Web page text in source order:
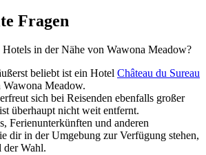
Fragen
Hotels in der Nähe von Wawona Meadow?
beliebt ist ein Hotel Château du Sureau
Meadow.
erfreut sich bei Reisenden ebenfalls großer
überhaupt nicht weit entfernt.
Ferienunterkünften und anderen
dir in der Umgebung zur Verfügung stehen,
der Wahl.